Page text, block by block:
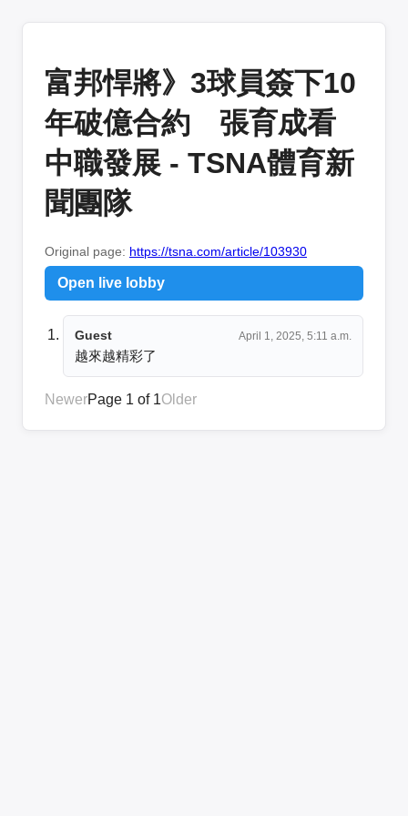
富邦悍將》3球員簽下10
年破億合約 張育成看
中職發展 - TSNA體育新
聞團隊
Original page: https://tsna.com/article/103930
Open live lobby
Guest April 1, 2025, 5:11 a.m.
越來越精彩了
NewerPage 1 of 1Older